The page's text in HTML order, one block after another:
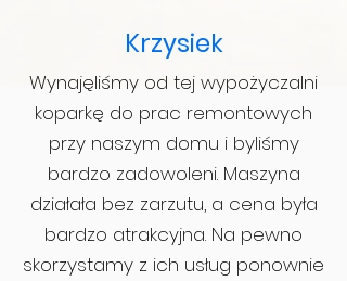
Krzysiek
Wynajęliśmy od tej wypożyczalni
koparkę do prac remontowych
przy naszym domu i byliśmy
bardzo zadowoleni. Maszyna
działała bez zarzutu, a cena była
bardzo atrakcyjna. Na pewno
skorzystamy z ich usług ponownie